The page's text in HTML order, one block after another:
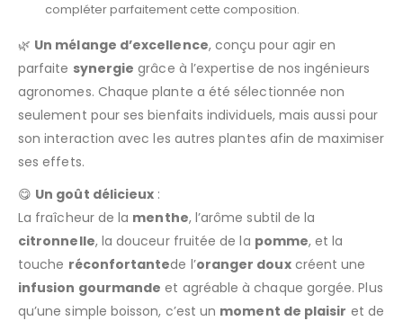
compléter parfaitement cette composition.
🌿 Un mélange d’excellence, conçu pour agir en
parfaite synergie grâce à l’expertise de nos ingénieurs
agronomes. Chaque plante a été sélectionnée non
seulement pour ses bienfaits individuels, mais aussi pour
son interaction avec les autres plantes afin de maximiser
ses effets.
😋 Un goût délicieux :
La fraîcheur de la menthe, l’arôme subtil de la
citronnelle, la douceur fruitée de la pomme, et la
touche réconfortantede l’oranger douxcréent une
infusion gourmande et agréable à chaque gorgée. Plus
qu’une simple boisson, c’est un moment de plaisir et de